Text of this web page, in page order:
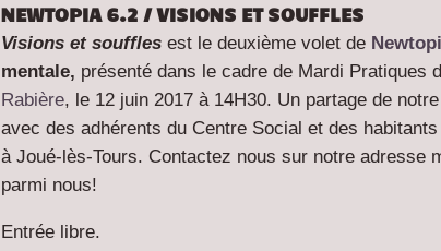
NEWTOPIA 6.2 / VISIONS ET SOUFFLES
Visions et souffles est le deuxième volet de
mentale, présenté dans le cadre de Mardi Pratiques
Rabière, le 12 juin 2017 à 14H30. Un partage de
avec des adhérents du Centre Social et des
à Joué-lès-Tours. Contactez nous sur notre adresse
parmi nous!
Entrée libre.